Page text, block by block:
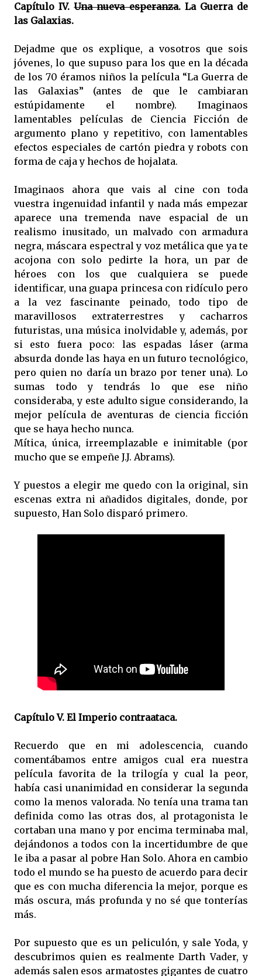
Capítulo IV.Una nueva esperanza. La Guerra de
las Galaxias.
Dejadme que os explique, a vosotros que sois
jóvenes, lo que supuso para los que en la década
de los 70 éramos niños la película “La Guerra de
las Galaxias” (antes de que le cambiaran
estúpidamente el nombre). Imaginaos
lamentables películas de Ciencia Ficción de
argumento plano y repetitivo, con lamentables
efectos especiales de cartón piedra y robots con
forma de caja y hechos de hojalata.
Imaginaos ahora que vais al cine con toda
vuestra ingenuidad infantil y nada más empezar
aparece una tremenda nave espacial de un
realismo inusitado, un malvado con armadura
negra, máscara espectral y voz metálica que ya te
acojona con solo pedirte la hora, un par de
héroes con los que cualquiera se puede
identificar, una guapa princesa con ridículo pero
a la vez fascinante peinado, todo tipo de
maravillosos extraterrestres y cacharros
futuristas, una música inolvidable y, además, por
si esto fuera poco: las espadas láser (arma
absurda donde las haya en un futuro tecnológico,
pero quien no daría un brazo por tener una). Lo
sumas todo y tendrás lo que ese niño
consideraba, y este adulto sigue considerando, la
mejor película de aventuras de ciencia ficción
que se haya hecho nunca.
Mítica, única, irreemplazable e inimitable (por
mucho que se empeñe J.J. Abrams).
Y puestos a elegir me quedo con la original, sin
escenas extra ni añadidos digitales, donde, por
supuesto, Han Solo disparó primero.
Capítulo V. El Imperio contraataca.
Recuerdo que en mi adolescencia, cuando
comentábamos entre amigos cual era nuestra
película favorita de la trilogía y cual la peor,
había casi unanimidad en considerar la segunda
como la menos valorada. No tenía una trama tan
definida como las otras dos, al protagonista le
cortaban una mano y por encima terminaba mal,
dejándonos a todos con la incertidumbre de que
le iba a pasar al pobre Han Solo. Ahora en cambio
todo el mundo se ha puesto de acuerdo para decir
que es con mucha diferencia la mejor, porque es
más oscura, más profunda y no sé que tonterías
más.
Por supuesto que es un peliculón, y sale Yoda, y
descubrimos quien es realmente Darth Vader, y
además salen esos armatostes gigantes de cuatro